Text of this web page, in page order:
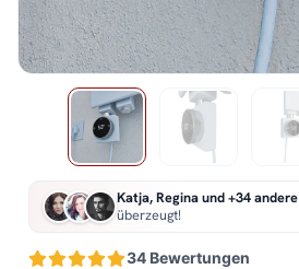
34 Bewertungen
Katja, Regina und +34 andere
überzeugt!